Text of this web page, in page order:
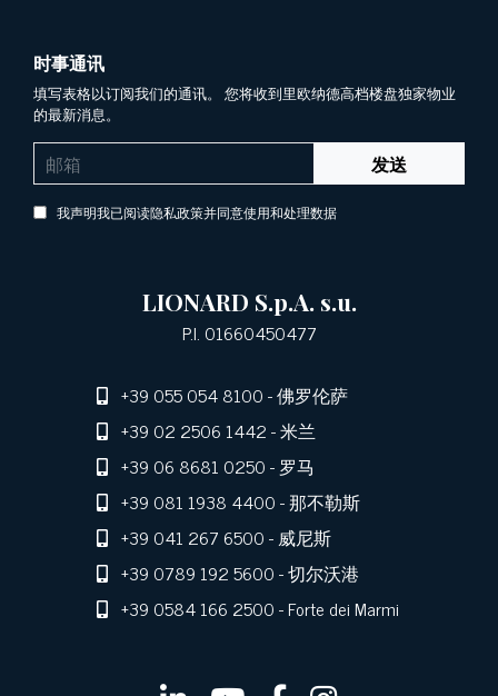
时事通讯
填写表格以订阅我们的通讯。 您将收到里欧纳德高档楼盘独家物业
的最新消息。
发送
我声明我已阅读隐私政策并同意使用和处理数据
LIONARD S.p.A. s.u.
P.I. 01660450477
+39 055 054 8100- 佛罗伦萨
+39 02 2506 1442- 米兰
+39 06 8681 0250- 罗马
+39 081 1938 4400- 那不勒斯
+39 041 267 6500- 威尼斯
+39 0789 192 5600- 切尔沃港
+39 0584 166 2500- Forte dei Marmi